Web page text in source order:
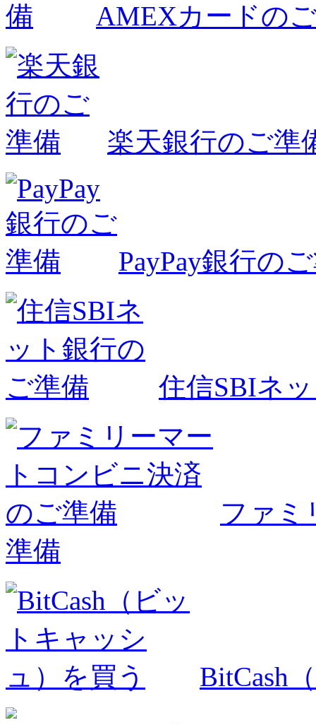
AMEXカードの
楽天銀行のご準
PayPay銀行の
住信SBIネ
ファミ
準備
BitCash